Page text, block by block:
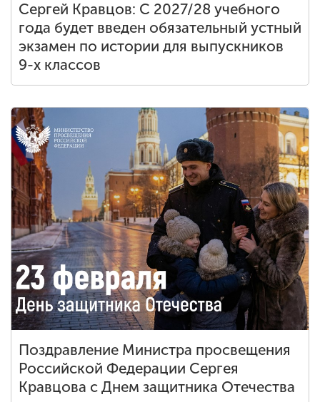
Сергей Кравцов: С 2027/28 учебного
года будет введен обязательный устный
экзамен по истории для выпускников
9-х классов
Поздравление Министра просвещения
Российской Федерации Сергея
Кравцова с Днем защитника Отечества